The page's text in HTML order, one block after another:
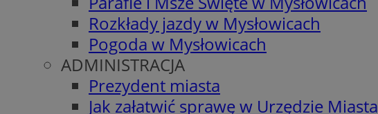
Rozkłady jazdy w Mysłowicach
Pogoda w Mysłowicach
ADMINISTRACJA
Prezydent miasta
Jak załatwić sprawę w Urzędzie Miasta